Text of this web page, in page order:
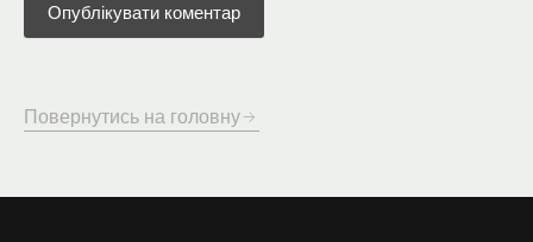
Повернутись на головну